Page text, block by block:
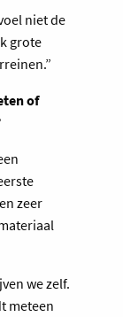
niet de
grote
of
zeer
we zelf.
meteen